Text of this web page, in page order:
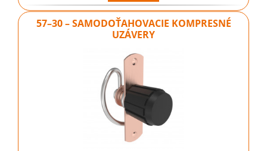
57–30 – SAMODOŤAHOVACIE KOMPRESNÉ
UZÁVERY